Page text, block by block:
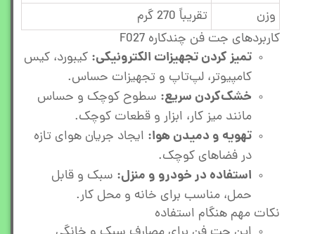
وزن
تقریباً 270 گرم
کاربردهای جت فن چندکاره F027
تمیز کردن تجهیزات الکترونیکی: کیبورد، کیس
کامپیوتر، لپ‌تاپ و تجهیزات حساس.
خشک‌کردن سریع: سطوح کوچک و حساس
مانند میز کار، ابزار و قطعات کوچک.
تهویه و دمیدن هوا: ایجاد جریان هوای تازه
در فضاهای کوچک.
استفاده در خودرو و منزل: سبک و قابل
حمل، مناسب برای خانه و محل کار.
نکات مهم هنگام استفاده